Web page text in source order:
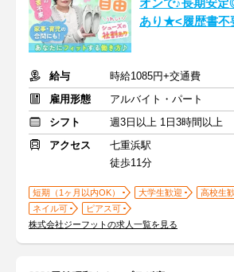
オンで♪長期安
あり★<履歴書不
給与
時給1085円+交通費
雇用形態
アルバイト・パート
シフト
週3日以上 1日3時間以上
アクセス
七重浜駅
徒歩11分
短期（1ヶ月以内OK） 大学生歓迎
高校生
ネイル可
ピアス可
株式会社ジーフットの求人一覧を見る